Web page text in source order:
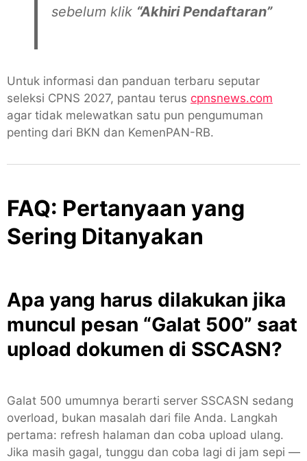
sebelum klik “Akhiri Pendaftaran”
Untuk informasi dan panduan terbaru seputar
seleksi CPNS 2027, pantau terus cpnsnews.com
agar tidak melewatkan satu pun pengumuman
penting dari BKN dan KemenPAN-RB.
FAQ: Pertanyaan yang
Sering Ditanyakan
Apa yang harus dilakukan jika
muncul pesan “Galat 500” saat
upload dokumen di SSCASN?
Galat 500 umumnya berarti server SSCASN sedang
overload, bukan masalah dari file Anda. Langkah
pertama: refresh halaman dan coba upload ulang.
Jika masih gagal, tunggu dan coba lagi di jam sepi —